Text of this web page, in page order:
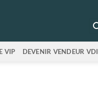
VIP DEVENIR VENDEUR VDI